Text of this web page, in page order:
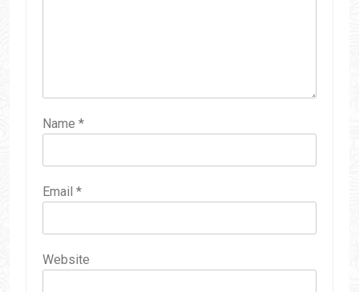
Name *
Email *
Website